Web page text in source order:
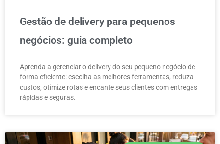
Gestão de delivery para pequenos
negócios: guia completo
Aprenda a gerenciar o delivery do seu pequeno negócio de
forma eficiente: escolha as melhores ferramentas, reduza
custos, otimize rotas e encante seus clientes com entregas
rápidas e seguras.